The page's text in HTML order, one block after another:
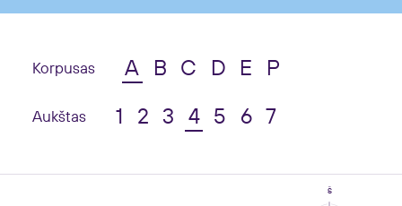
Korpusas A B C D E P
Aukštas 1 2 3 4 5 6 7
Š